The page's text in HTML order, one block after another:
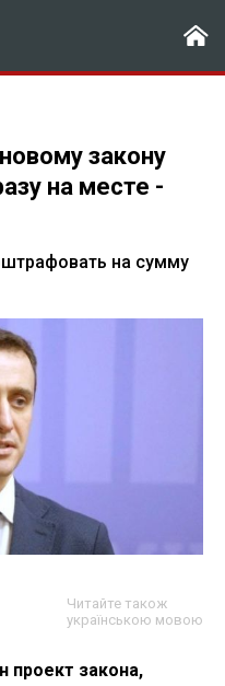
закону
на месте -
на сумму
Читайте також
українською мовою
проект закона,